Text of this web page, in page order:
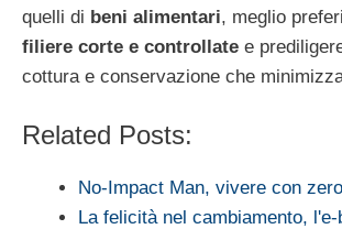
quelli di beni alimentari, meglio
filiere corte e controllate e
cottura e conservazione che
Related Posts:
No-Impact Man, vivere con
La felicità nel cambiamento, l'e-